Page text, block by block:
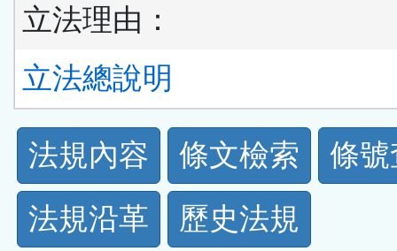
立法理由：
立法總說明
法
規
功
法規內容 條文檢索
條
法規沿革
歷史法規